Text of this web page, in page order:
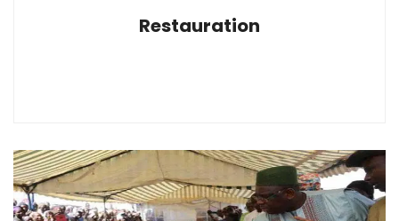
Restauration